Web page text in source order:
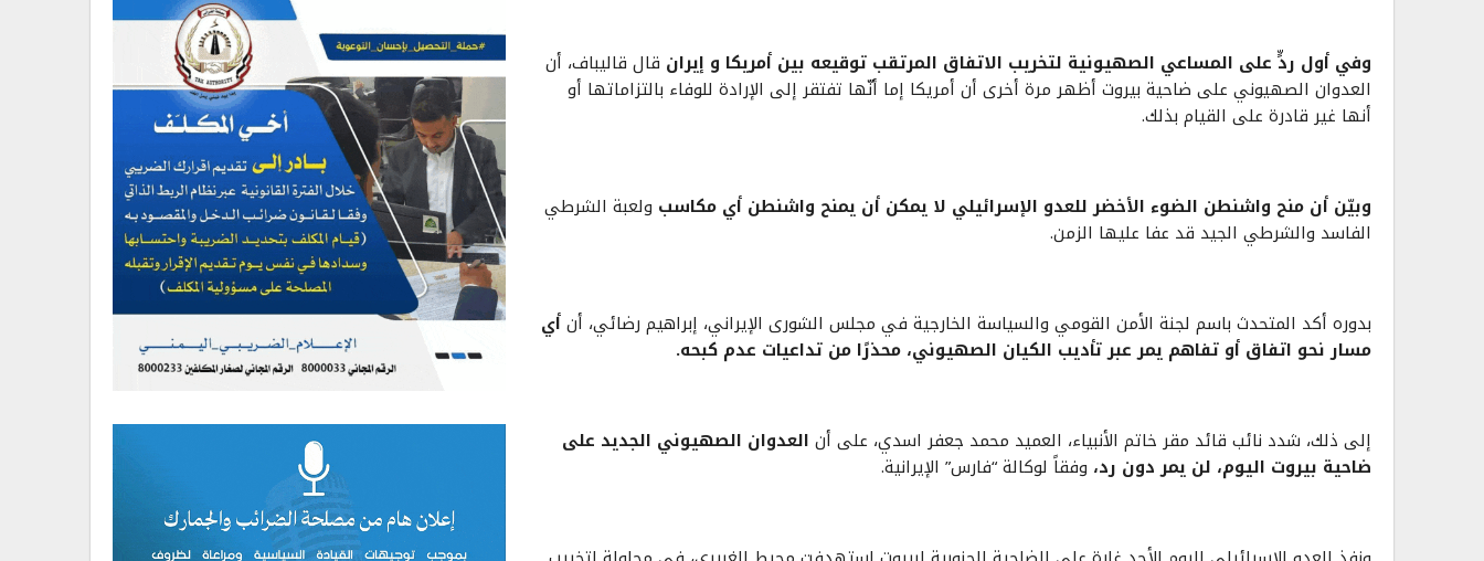
وفي أول ردٍّ على المساعي الصهيونية لتخريب الاتفاق المرتقب توقيعه بين أمريكا و إيران قال قاليباف، أن
العدوان الصهيوني على ضاحية بيروت أظهر مرة أخرى أن أمريكا إما أنّها تفتقر إلى الإرادة للوفاء بالتزاماتها أو
أنها غير قادرة على القيام بذلك.
وبيّن أن منح واشنطن الضوء الأخضر للعدو الإسرائيلي لا يمكن أن يمنح واشنطن أي مكاسب ولعبة الشرطي
الفاسد والشرطي الجيد قد عفا عليها الزمن.
بدوره أكد المتحدث باسم لجنة الأمن القومي والسياسة الخارجية في مجلس الشورى الإيراني، إبراهيم رضائي، أنأي
مسار نحو اتفاق أو تفاهم يمر عبر تأديب الكيان الصهيوني، محذرًا من تداعيات عدم كبحه.
إلى ذلك، شدد نائب قائد مقر خاتم الأنبياء، العميد محمد جعفر اسدي، على أن العدوان الصهيوني الجديد على
ضاحية بيروت اليوم، لن يمر دون رد، وفقاً لوكالة “فارس” الإيرانية.